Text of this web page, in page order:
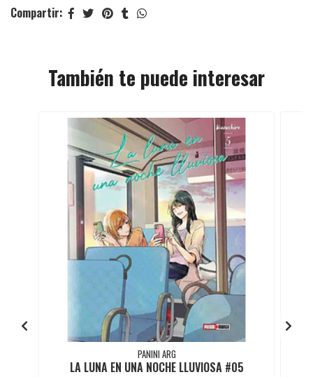
Compartir:
También te puede interesar
PANINI ARG
LA LUNA EN UNA NOCHE LLUVIOSA #05